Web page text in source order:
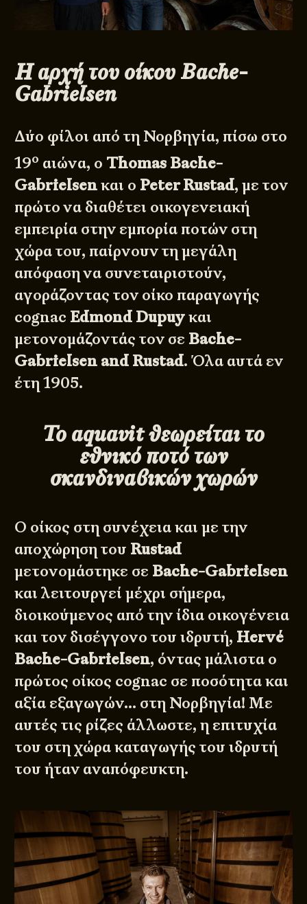
Η αρχή του οίκου Bache-
Gabrielsen
Δύο φίλοι από τη Νορβηγία, πίσω στο
19ο αιώνα, ο Thomas Bache-
Gabrielsenκαι ο Peter Rustad, με τον
πρώτο να διαθέτει οικογενειακή
εμπειρία στην εμπορία ποτών στη
χώρα του, παίρνουν τη μεγάλη
απόφαση να συνεταιριστούν,
αγοράζοντας τον οίκο παραγωγής
cognac Edmond Dupuyκαι
μετονομάζοντάς τον σε Bache-
Gabrielsen and Rustad. Όλα αυτά εν
έτη 1905.
Το aquavit θεωρείται το
εθνικό ποτό των
σκανδιναβικών χωρών
Ο οίκος στη συνέχεια και με την
αποχώρηση του Rustad
μετονομάστηκε σε Bache-Gabrielsen
και λειτουργεί μέχρι σήμερα,
διοικούμενος από την ίδια οικογένεια
και τον δισέγγονο του ιδρυτή, Hervé
Bache-Gabrielsen, όντας μάλιστα ο
πρώτος οίκος cognac σε ποσότητα και
αξία εξαγωγών… στη Νορβηγία! Με
αυτές τις ρίζες άλλωστε, η επιτυχία
του στη χώρα καταγωγής του ιδρυτή
του ήταν αναπόφευκτη.